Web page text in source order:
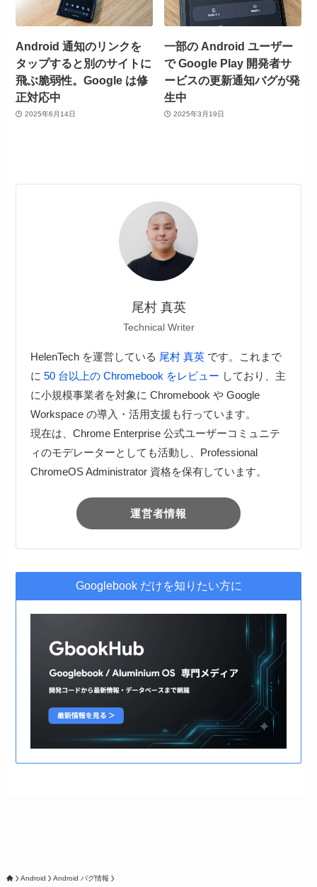
Android 通知のリンクを
タップすると別のサイトに
飛ぶ脆弱性。Google は修
正対応中
2025年6月14日
一部の Android ユーザー
で Google Play 開発者サ
ービスの更新通知バグが発
生中
2025年3月19日
尾村 真英
Technical Writer
HelenTech を運営している 尾村 真英です。これまで
に 50 台以上の Chromebook をレビュー しており、主
に小規模事業者を対象に Chromebook や Google
Workspace の導入・活用支援も行っています。
現在は、Chrome Enterprise 公式ユーザーコミュニテ
ィのモデレーターとしても活動し、Professional
ChromeOS Administrator 資格を保有しています。
運営者情報
Googlebook だけを知りたい方に
Android Android バグ情報